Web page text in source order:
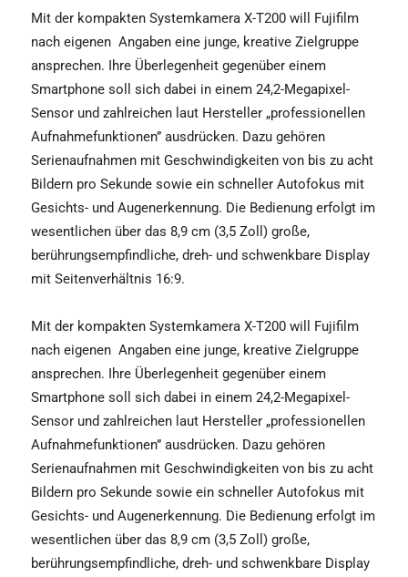
Mit der kompakten Systemkamera X-T200 will Fujifilm
nach eigenen Angaben eine junge, kreative Zielgruppe
ansprechen. Ihre Überlegenheit gegenüber einem
Smartphone soll sich dabei in einem 24,2-Megapixel-
Sensor und zahlreichen laut Hersteller „professionellen
Aufnahme­funktionen” ausdrücken. Dazu gehören
Serienaufnahmen mit Geschwindigkeiten von bis zu acht
Bildern pro Sekunde sowie ein schneller Autofokus mit
Gesichts- und Augenerkennung. Die Bedienung erfolgt im
wesentlichen über das 8,9 cm (3,5 Zoll) große,
berührungsempfindliche, dreh- und schwenkbare Display
mit Seitenverhältnis 16:9.
Mit der kompakten Systemkamera X-T200 will Fujifilm
nach eigenen Angaben eine junge, kreative Zielgruppe
ansprechen. Ihre Überlegenheit gegenüber einem
Smartphone soll sich dabei in einem 24,2-Megapixel-
Sensor und zahlreichen laut Hersteller „professionellen
Aufnahme­funktionen” ausdrücken. Dazu gehören
Serienaufnahmen mit Geschwindigkeiten von bis zu acht
Bildern pro Sekunde sowie ein schneller Autofokus mit
Gesichts- und Augenerkennung. Die Bedienung erfolgt im
wesentlichen über das 8,9 cm (3,5 Zoll) große,
berührungsempfindliche, dreh- und schwenkbare Display